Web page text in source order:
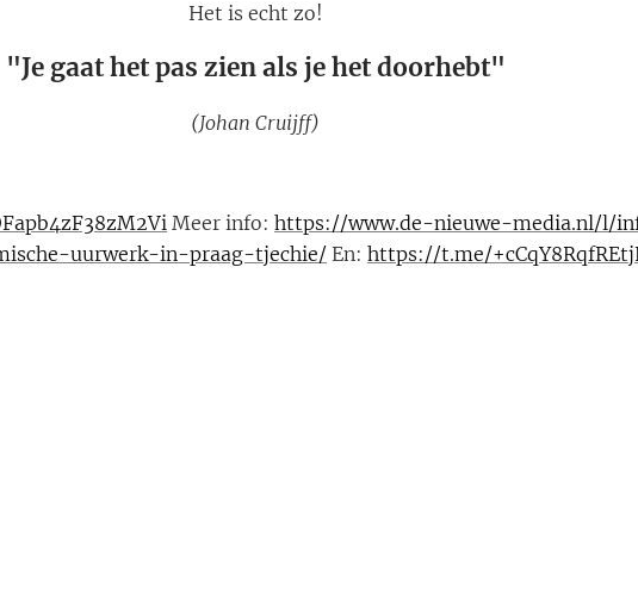
Het is echt zo!
"Je gaat het pas zien als je het doorhebt"
(Johan Cruijff)
Meer info: https://www.de-nieuwe-media.nl/l/
uurwerk-in-praag-tjechie/ En: https://t.me/